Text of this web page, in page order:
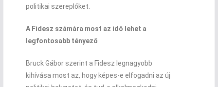
politikai szereplőket.
A Fidesz számára most az idő lehet a
legfontosabb tényező
Bruck Gábor szerint a Fidesz legnagyobb
kihívása most az, hogy képes-e elfogadni az új